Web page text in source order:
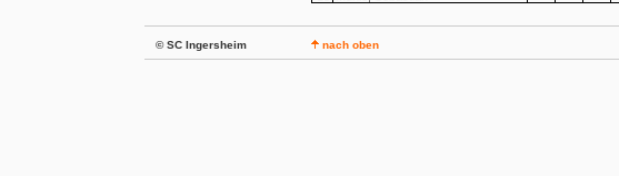
© SC Ingersheim nach oben